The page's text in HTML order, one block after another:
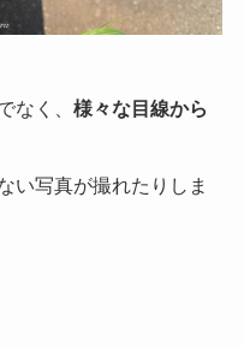
なく、 様々な目線から
い写真が撮れたりしま